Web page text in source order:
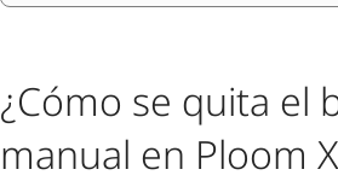
PENÍNSULA Y
¿Cómo se quita el
manual en Ploom